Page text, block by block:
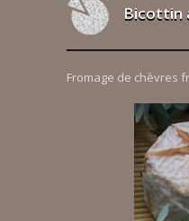
Bicottin
Fromage de chèvres